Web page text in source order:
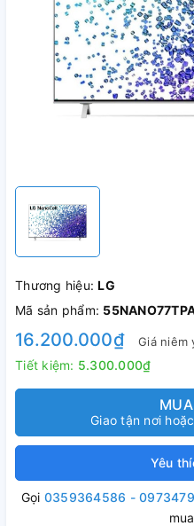
Thương hiệu:LG
Mã sản phẩm:
16.200.000₫ Giá
Tiết kiệm: 5.300.000₫
Giao tận nơi
Yêu
Gọi 0359364586 -